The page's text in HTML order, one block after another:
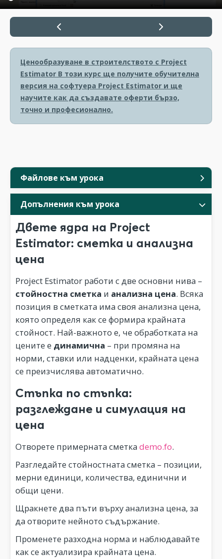
Файлове към урока
Допълнения към урока
Двете ядра на Project
Estimator: сметка и анализна
цена
Project Estimator работи с две основни нива –
стойностна сметка и анализна цена. Всяка
позиция в сметката има своя анализна цена,
която определя как се формира крайната
стойност. Най-важното е, че обработката на
цените е динамична – при промяна на
норми, ставки или надценки, крайната цена
се преизчислява автоматично.
Стъпка по стъпка:
разглеждане и симулация на
цена
Отворете примерната сметка demo.fo.
Разгледайте стойностната сметка – позиции,
мерни единици, количества, единични и
общи цени.
Щракнете два пъти върху анализна цена, за
да отворите нейното съдържание.
Променете разходна норма и наблюдавайте
как се актуализира крайната цена.
Ценообразуване в строителството с Project
Estimator В този курс ще получите обучителна
версия на софтуера Project Estimator и ще
научите как да създавате оферти бързо,
точно и професионално.